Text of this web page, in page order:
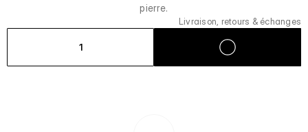
pierre.
Livraison, retours & échanges
1